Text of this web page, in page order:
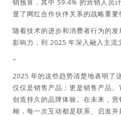
销预算，其中 59.4% 的营销人员
显了网红合作伙伴关系的战略重要
随着技术的进步和消费者行为的
影响力，到 2025 年深入融入主流
–
2025 年的这些趋势清楚地表明了
仅仅是销售产品；更是销售产品
创造持久的品牌体验。在未来，
糊，每一次互动都是联系、启发